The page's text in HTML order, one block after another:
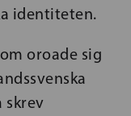
identiteten.
oroade sig
skrev